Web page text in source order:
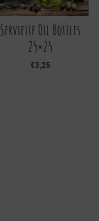
Serviette Oil Bottles
25×25
€3,25